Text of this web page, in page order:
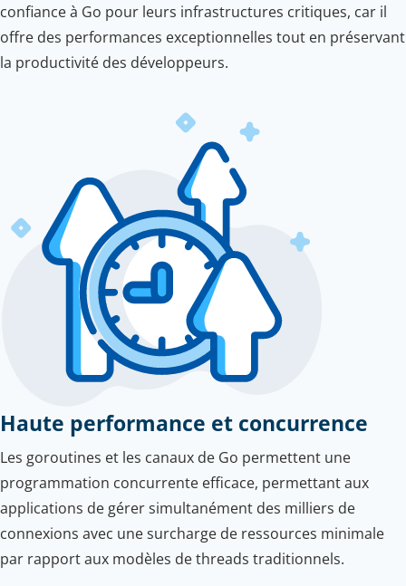
confiance à Go pour leurs infrastructures critiques, car il
offre des performances exceptionnelles tout en préservant
la productivité des développeurs.
Haute performance et concurrence
Les goroutines et les canaux de Go permettent une
programmation concurrente efficace, permettant aux
applications de gérer simultanément des milliers de
connexions avec une surcharge de ressources minimale
par rapport aux modèles de threads traditionnels.